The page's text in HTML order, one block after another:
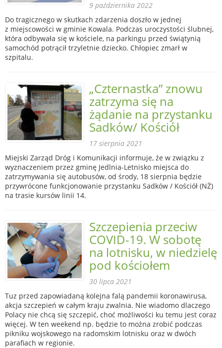
9 października 2022
Do tragicznego w skutkach zdarzenia doszło w jednej
z miejscowości w gminie Kowala. Podczas uroczystości ślubnej,
która odbywała się w kościele, na parkingu przed świątynią
samochód potrącił trzyletnie dziecko. Chłopiec zmarł w
szpitalu.
„Czternastka” znowu
zatrzyma się na
żądanie na przystanku
Sadków/ Kościół
17 sierpnia 2021
Miejski Zarząd Dróg i Komunikacji informuje, że w związku z
wyznaczeniem przez gminę Jedlnia-Letnisko miejsca do
zatrzymywania się autobusów, od środy, 18 sierpnia będzie
przywrócone funkcjonowanie przystanku Sadków / Kościół (NŻ)
na trasie kursów linii 14.
Szczepienia przeciw
COVID-19. W sobotę
na lotnisku, w niedzielę
pod kościołem
30 lipca 2021
Tuz przed zapowiadaną kolejna falą pandemii koronawirusa,
akcja szczepień w całym kraju zwalnia. Nie wiadomo dlaczego
Polacy nie chcą się szczepić, choć możliwości ku temu jest coraz
więcej. W ten weekend np. będzie to można zrobić podczas
pikniku wojskowego na radomskim lotnisku oraz w dwóch
parafiach w regionie.